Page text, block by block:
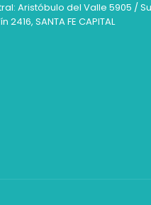
Aristóbulo del Valle 5905 /
2416, SANTA FE CAPITAL